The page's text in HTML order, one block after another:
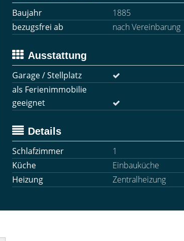
Baujahr
1885
bezugsfrei ab
nach Vereinbarung
Ausstattung
Garage / Stellplatz
als Ferienimmobilie
geeignet
Details
Schlafzimmer
1
Küche
Einbauküche
Heizung
Zentralheizung